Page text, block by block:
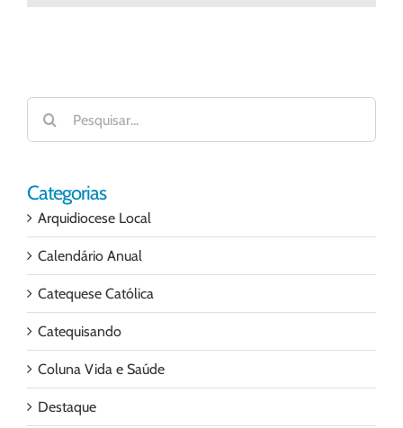
Buscar
resultados
para:
Categorias
Arquidiocese Local
Calendário Anual
Catequese Católica
Catequisando
Coluna Vida e Saúde
Destaque